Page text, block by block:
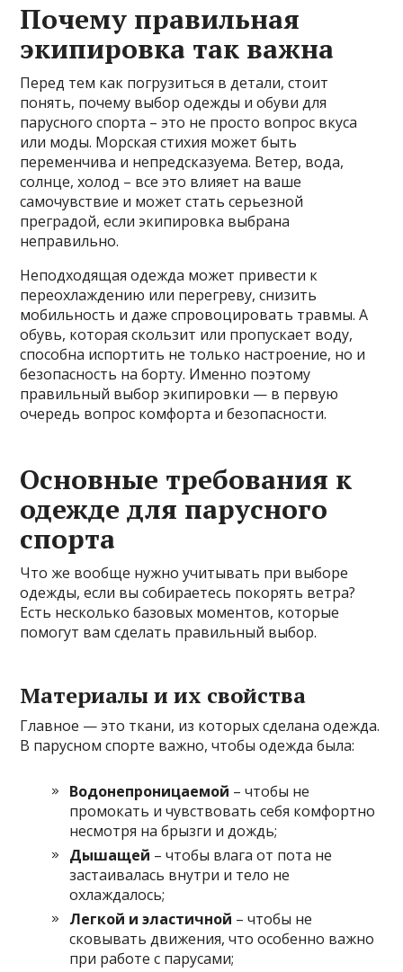
Почему правильная
экипировка так важна
Перед тем как погрузиться в детали, стоит
понять, почему выбор одежды и обуви для
парусного спорта – это не просто вопрос вкуса
или моды. Морская стихия может быть
переменчива и непредсказуема. Ветер, вода,
солнце, холод – все это влияет на ваше
самочувствие и может стать серьезной
преградой, если экипировка выбрана
неправильно.
Неподходящая одежда может привести к
переохлаждению или перегреву, снизить
мобильность и даже спровоцировать травмы. А
обувь, которая скользит или пропускает воду,
способна испортить не только настроение, но и
безопасность на борту. Именно поэтому
правильный выбор экипировки — в первую
очередь вопрос комфорта и безопасности.
Основные требования к
одежде для парусного
спорта
Что же вообще нужно учитывать при выборе
одежды, если вы собираетесь покорять ветра?
Есть несколько базовых моментов, которые
помогут вам сделать правильный выбор.
Материалы и их свойства
Главное — это ткани, из которых сделана одежда.
В парусном спорте важно, чтобы одежда была:
Водонепроницаемой – чтобы не
промокать и чувствовать себя комфортно
несмотря на брызги и дождь;
Дышащей – чтобы влага от пота не
застаивалась внутри и тело не
охлаждалось;
Легкой и эластичной – чтобы не
сковывать движения, что особенно важно
при работе с парусами;